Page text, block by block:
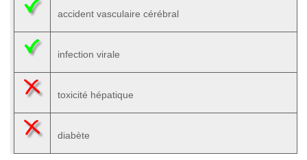
accident vasculaire cérébral
infection virale
toxicité hépatique
diabète